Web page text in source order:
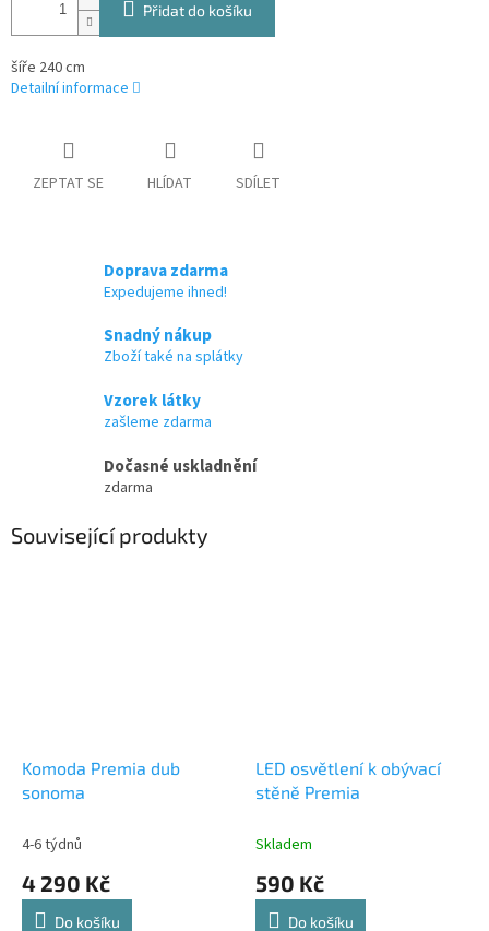
Přidat do košíku
šíře 240 cm
Detailní informace
ZEPTAT SE HLÍDAT SDÍLET
Doprava zdarma
Expedujeme ihned!
Snadný nákup
Zboží také na splátky
Vzorek látky
zašleme zdarma
Dočasné uskladnění
zdarma
Související produkty
Komoda Premia dub
sonoma
4-6 týdnů
4 290 Kč
Do košíku
LED osvětlení k obývací
stěně Premia
Skladem
590 Kč
Do košíku